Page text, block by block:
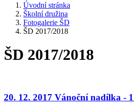
Úvodní stránka
Školní družina
Fotogalerie ŠD
ŠD 2017/2018
ŠD 2017/2018
20. 12. 2017 Vánoční nadílka -